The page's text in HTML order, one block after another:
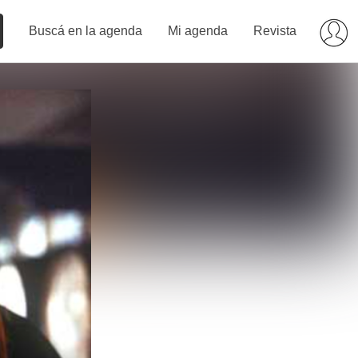
Buscá en la agenda Mi agenda Revista